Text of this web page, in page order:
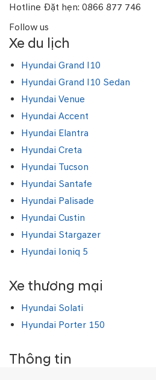
Hotline Đặt hẹn: 0866 877 746
Follow us
Xe du lịch
Hyundai Grand I10
Hyundai Grand I10 Sedan
Hyundai Venue
Hyundai Accent
Hyundai Elantra
Hyundai Creta
Hyundai Tucson
Hyundai Santafe
Hyundai Palisade
Hyundai Custin
Hyundai Stargazer
Hyundai Ioniq 5
Xe thương mại
Hyundai Solati
Hyundai Porter 150
Thông tin